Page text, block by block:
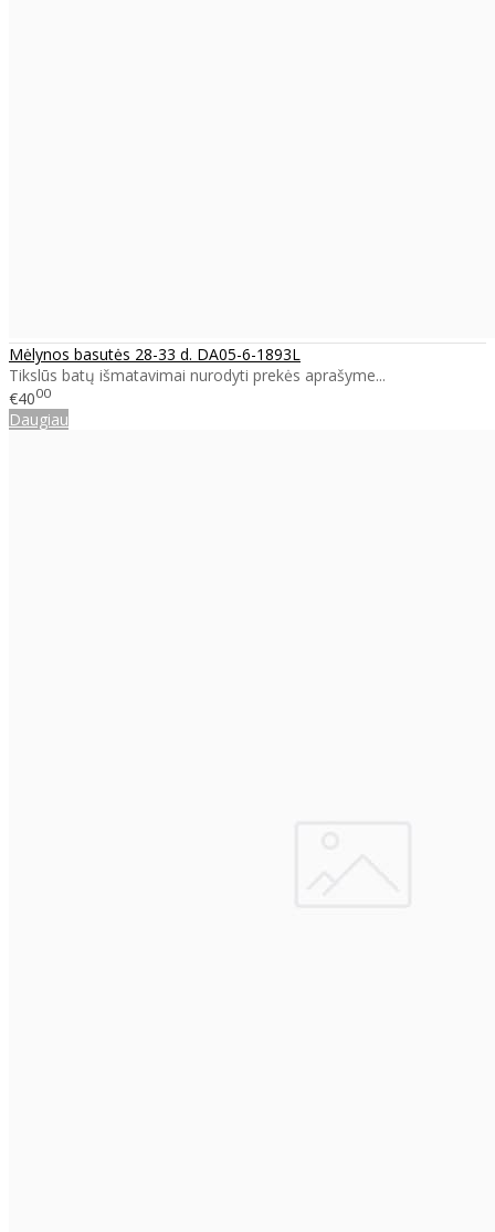
Mėlynos basutės 28-33 d. DA05-6-1893L
Tikslūs batų išmatavimai nurodyti prekės aprašyme...
€4000
Daugiau